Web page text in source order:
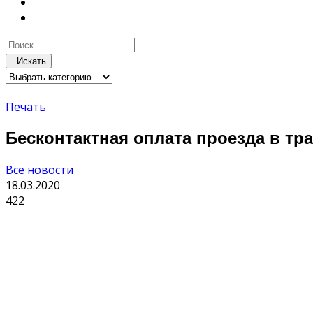
Искать
Печать
Бесконтактная оплата проезда в
Все новости
18.03.2020
422